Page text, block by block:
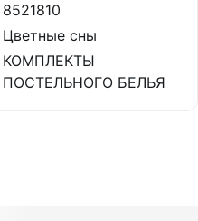
8521810
Цветные сны
КОМПЛЕКТЫ
ПОСТЕЛЬНОГО БЕЛЬЯ